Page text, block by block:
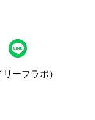
ーフラボ）